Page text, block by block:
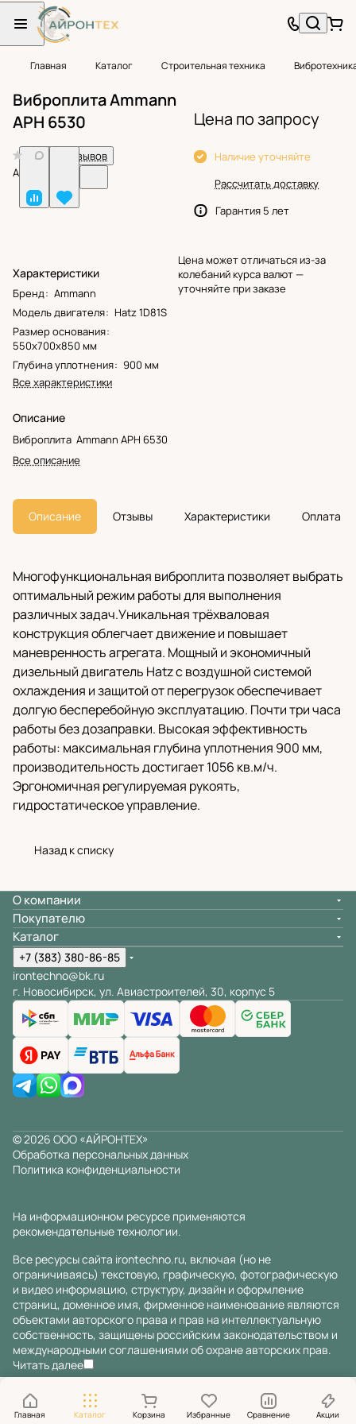
Главная Каталог Строительная техника
Виброплита Ammann
APH 6530
Нет отзывов
Арт.
Характеристики
Бренд: Ammann
Модель двигателя: Hatz 1D81S
Размер основания:
550х700х850 мм
Глубина уплотнения: 900 мм
Все характеристики
Описание
Виброплита Ammann APH 6530
Все описание
Цена по запросу
Наличие уточняйте
Рассчитать доставку
Гарантия 5 лет
Цена может отличаться из-за
колебаний курса валют —
уточняйте при заказе
Описание Отзывы Характеристики Оплата
Многофункциональная виброплита позволяет выбрать
оптимальный режим работы для выполнения
различных задач.Уникальная трёхваловая
конструкция облегчает движение и повышает
маневренность агрегата. Мощный и экономичный
дизельный двигатель Hatz с воздушной системой
охлаждения и защитой от перегрузок обеспечивает
долгую бесперебойную эксплуатацию. Почти три часа
работы без дозаправки. Высокая эффективность
работы: максимальная глубина уплотнения 900 мм,
производительность достигает 1056 кв.м/ч.
Эргономичная регулируемая рукоять,
гидростатическое управление.
Назад к списку
Главная Каталог Корзина Избранные Сравнение Акции
О компании
Покупателю
Каталог
+7 (383) 380-86-85
irontechno@bk.ru
г. Новосибирск, ул. Авиастроителей, 30, корпус 5
© 2026 ООО «АЙРОНТЕХ»
Обработка персональных данных
Политика конфиденциальности
На информационном ресурсе применяются
рекомендательные технологии.
Все ресурсы сайта irontechno.ru, включая (но не
ограничиваясь) текстовую, графическую, фотографическую
и видео информацию, структуру, дизайн и оформление
страниц, доменное имя, фирменное наименование являются
объектами авторского права и прав на интеллектуальную
собственность, защищены российским законодательством и
международными соглашениями об охране авторских прав.
Читать далее